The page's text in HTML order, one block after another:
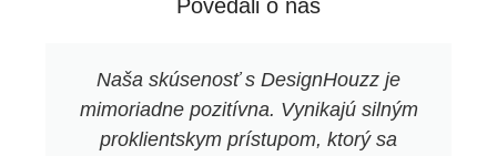
Povedali o nás
Naša skúsenosť s DesignHouzz je
mimoriadne pozitívna. Vynikajú silným
proklientskym prístupom, ktorý sa